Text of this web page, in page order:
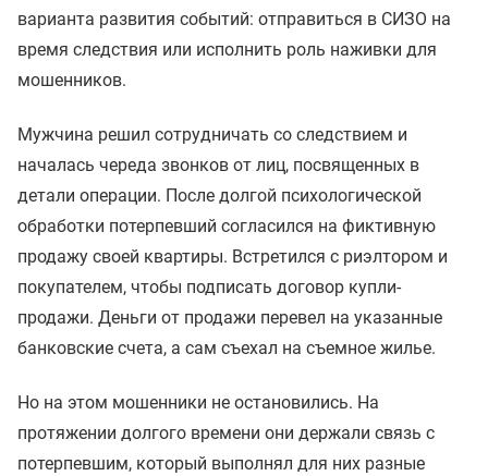
варианта развития событий: отправиться в СИЗО на
время следствия или исполнить роль наживки для
мошенников.
Мужчина решил сотрудничать со следствием и
началась череда звонков от лиц, посвященных в
детали операции. После долгой психологической
обработки потерпевший согласился на фиктивную
продажу своей квартиры. Встретился с риэлтором и
покупателем, чтобы подписать договор купли-
продажи. Деньги от продажи перевел на указанные
банковские счета, а сам съехал на съемное жилье.
Но на этом мошенники не остановились. На
протяжении долгого времени они держали связь с
потерпевшим, который выполнял для них разные